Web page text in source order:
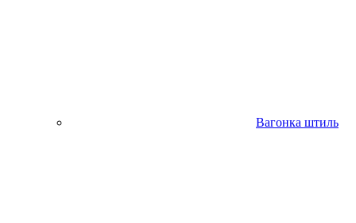
Вагонка штиль